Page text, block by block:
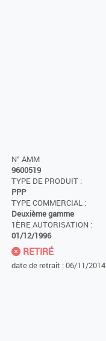
N° AMM
9600519
TYPE DE PRODUIT :
PPP
TYPE COMMERCIAL :
Deuxième gamme
1ÈRE AUTORISATION :
01/12/1996
RETIRÉ
date de retrait : 06/11/2014